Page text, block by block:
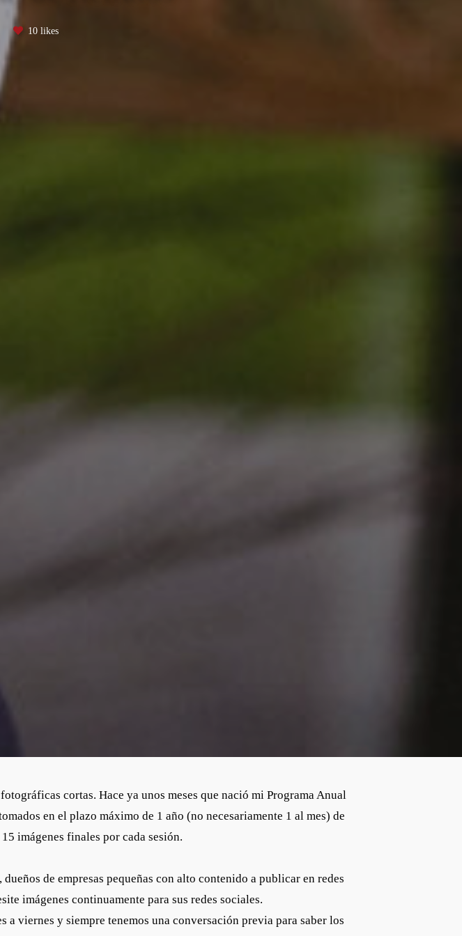
10 likes
cortas. Hace ya unos meses que nació mi Programa Anual
en el plazo máximo de 1 año (no necesariamente 1 al mes) de
imágenes finales por cada sesión.
de empresas pequeñas con alto contenido a publicar en redes
imágenes continuamente para sus redes sociales.
viernes y siempre tenemos una conversación previa para saber los